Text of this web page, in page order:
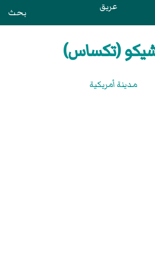
عريق بحث
(تكساس)
مدينة أمريكية